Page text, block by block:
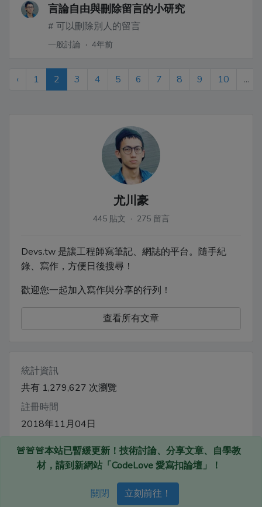
言論自由與刪除留言的小研究
# 可以刪除別人的留言
一般討論 · 4年前
‹ 1 2 3 4 5 6 7 8 9 10 ...
尤川豪
445 貼文 · 275 留言
Devs.tw 是讓工程師寫筆記、網誌的平台。隨手紀
錄、寫作，方便日後搜尋！
歡迎您一起加入寫作與分享的行列！
查看所有文章
統計資訊
共有 1,279,627 次瀏覽
註冊時間
2018年11月04日
🚨🚨🚨本站已暫緩更新！技術討論、分享文章、自學教
材，請到新網站「CodeLove 愛寫扣論壇」！
關閉 立刻前往！